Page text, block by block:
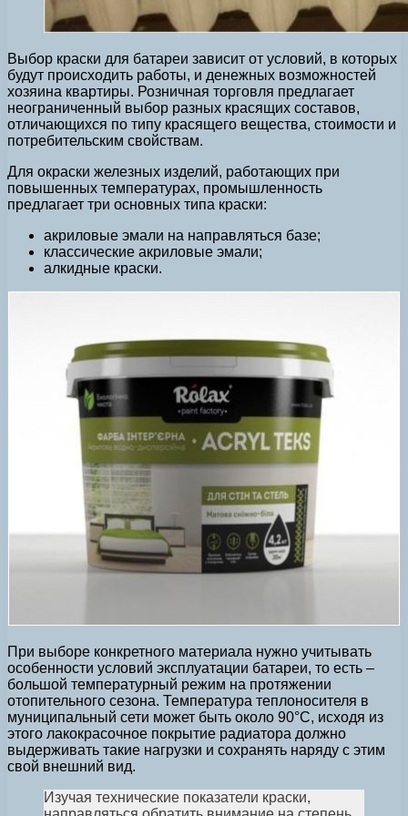
Выбор краски для батареи зависит от условий, в которых
будут происходить работы, и денежных возможностей
хозяина квартиры. Розничная торговля предлагает
неограниченный выбор разных красящих составов,
отличающихся по типу красящего вещества, стоимости и
потребительским свойствам.
Для окраски железных изделий, работающих при
повышенных температурах, промышленность
предлагает три основных типа краски:
акриловые эмали на направляться базе;
классические акриловые эмали;
алкидные краски.
При выборе конкретного материала нужно учитывать
особенности условий эксплуатации батареи, то есть –
большой температурный режим на протяжении
отопительного сезона. Температура теплоносителя в
муниципальный сети может быть около 90°С, исходя из
этого лакокрасочное покрытие радиатора должно
выдерживать такие нагрузки и сохранять наряду с этим
свой внешний вид.
Изучая технические показатели краски,